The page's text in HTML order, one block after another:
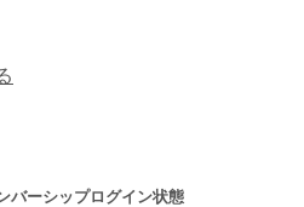
バーシップログイン状態